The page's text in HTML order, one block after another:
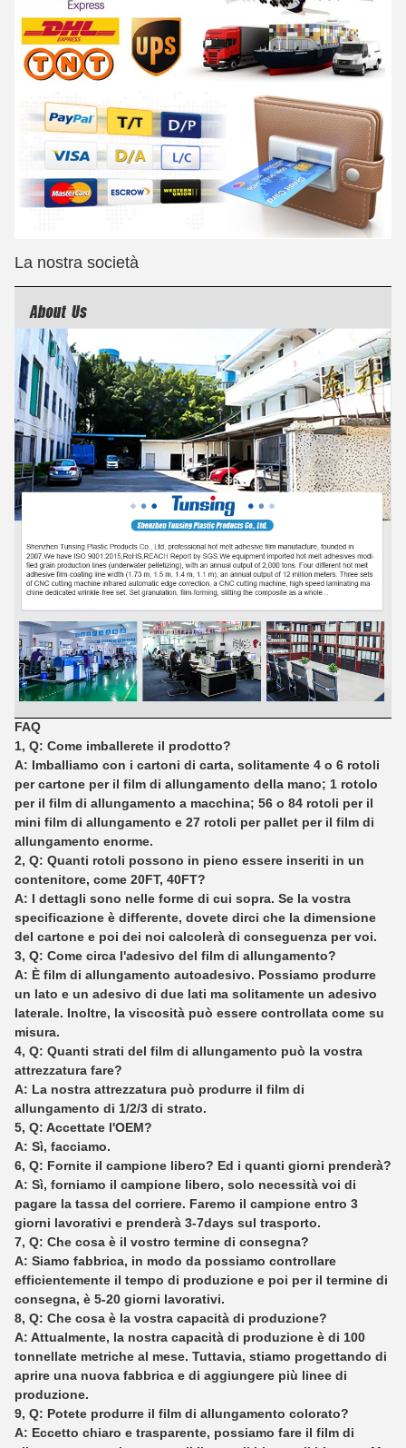
La nostra società
FAQ
1, Q: Come imballerete il prodotto?
A: Imballiamo con i cartoni di carta, solitamente 4 o 6 rotoli
per cartone per il film di allungamento della mano; 1 rotolo
per il film di allungamento a macchina; 56 o 84 rotoli per il
mini film di allungamento e 27 rotoli per pallet per il film di
allungamento enorme.
2, Q: Quanti rotoli possono in pieno essere inseriti in un
contenitore, come 20FT, 40FT?
A: I dettagli sono nelle forme di cui sopra. Se la vostra
specificazione è differente, dovete dirci che la dimensione
del cartone e poi dei noi calcolerà di conseguenza per voi.
3, Q: Come circa l'adesivo del film di allungamento?
A: È film di allungamento autoadesivo. Possiamo produrre
un lato e un adesivo di due lati ma solitamente un adesivo
laterale. Inoltre, la viscosità può essere controllata come su
misura.
4, Q: Quanti strati del film di allungamento può la vostra
attrezzatura fare?
A: La nostra attrezzatura può produrre il film di
allungamento di 1/2/3 di strato.
5, Q: Accettate l'OEM?
A: Sì, facciamo.
6, Q: Fornite il campione libero? Ed i quanti giorni prenderà?
A: Sì, forniamo il campione libero, solo necessità voi di
pagare la tassa del corriere. Faremo il campione entro 3
giorni lavorativi e prenderà 3-7days sul trasporto.
7, Q: Che cosa è il vostro termine di consegna?
A: Siamo fabbrica, in modo da possiamo controllare
efficientemente il tempo di produzione e poi per il termine di
consegna, è 5-20 giorni lavorativi.
8, Q: Che cosa è la vostra capacità di produzione?
A: Attualmente, la nostra capacità di produzione è di 100
tonnellate metriche al mese. Tuttavia, stiamo progettando di
aprire una nuova fabbrica e di aggiungere più linee di
produzione.
9, Q: Potete produrre il film di allungamento colorato?
A: Eccetto chiaro e trasparente, possiamo fare il film di